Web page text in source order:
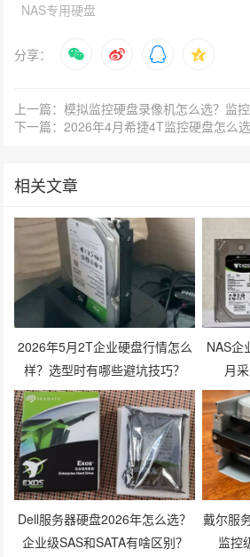
NAS专用硬盘
分享：
上一篇：模拟监控硬盘录像机怎么选？监
相关文章
2026年5月2T企业硬盘行情怎么
样？选型时有哪些避坑技巧？
NAS企
月
Dell服务器硬盘2026年怎么选？
企业级SAS和SATA有啥区别？
戴尔服
监控